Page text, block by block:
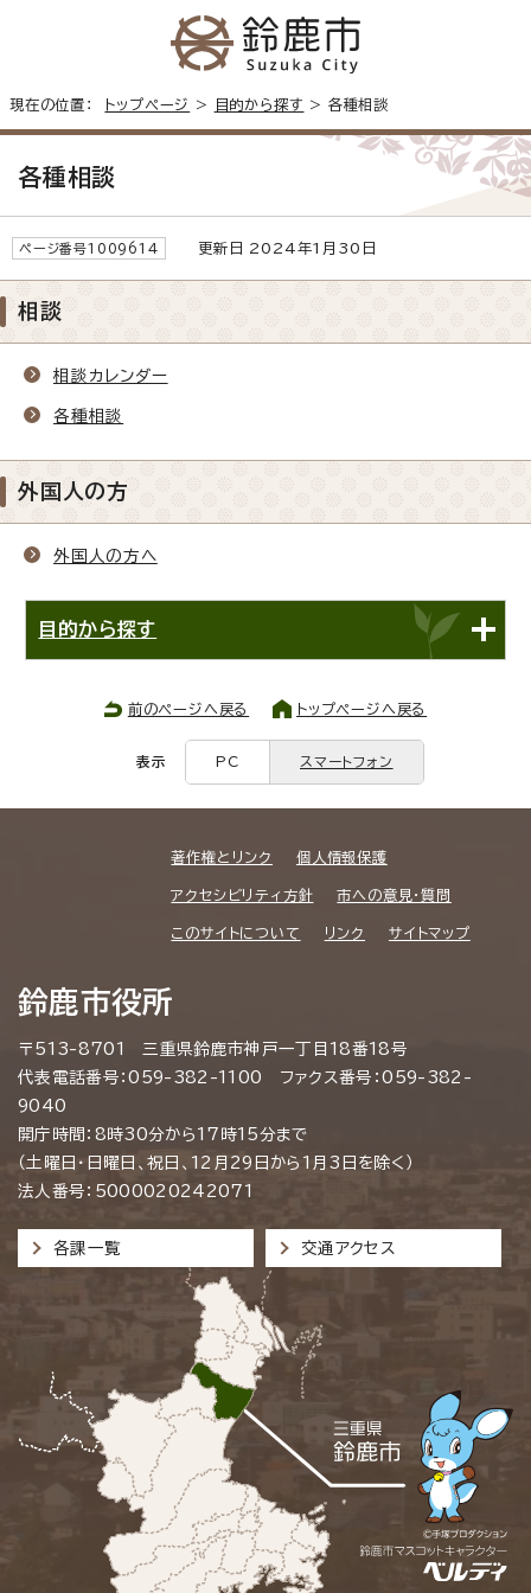
現在の位置： トップページ > 目的から探す > 各種相談
各種相談
ページ番号1009614 更新日 2024年1月30日
相談
相談カレンダー
各種相談
外国人の方
外国人の方へ
目的から探す
前のページへ戻る トップページへ戻る
表示 PC スマートフォン
著作権とリンク 個人情報保護
アクセシビリティ方針 市への意見・質問
このサイトについて リンク サイトマップ
鈴鹿市役所
〒513-8701 三重県鈴鹿市神戸一丁目18番18号
代表電話番号：059-382-1100 ファクス番号：059-382-
9040
開庁時間：8時30分から17時15分まで
（土曜日・日曜日、祝日、12月29日から1月3日を除く）
法人番号：5000020242071
各課一覧 交通アクセス